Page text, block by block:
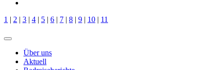
1 | 2 | 3 | 4 | 5 | 6 | 7 | 8 | 9 | 10 | 11
Über uns
Aktuell